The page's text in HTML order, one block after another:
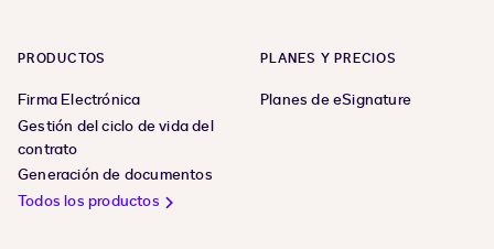
PRODUCTOS
Firma Electrónica
Gestión del ciclo de vida del
contrato
Generación de documentos
Todos los productos
PLANES Y PRECIOS
Planes de eSignature